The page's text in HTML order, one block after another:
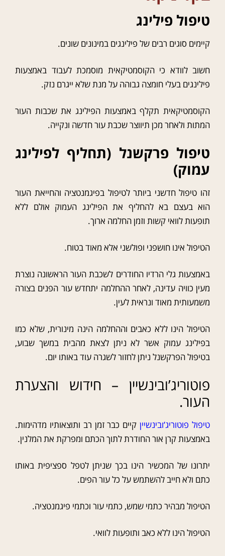
טיפול פילינג
קיימים סוגים רבים של פילינגים במינונים שונים.
חשוב לוודא כי הקוסמטיקאית מוסמכת לעבוד באמצעות
פילינגים בעלי חומצה גבוהה על מנת שלא ייגרם נזק.
הקוסמטיקאית תקלף באמצעות הפילינג את שכבות העור
המתות ולאחר מכן תיווצר שכבת עור חדשה ונקייה.
טיפול פרקשנל (תחליף לפילינג
עמוק)
זהו טיפול חדשני ביותר לטיפול בפיגמנטציה והחייאת העור
הוא בעצם בא להחליף את הפילינג העמוק אולם ללא
תופעות לוואי קשות וזמן החלמה ארוך.
הטיפול אינו חושפני ופולשני אלא מאוד בטוח.
באמצעות גלי הרדיו החודרים לשכבת העור הראשונה נוצרת
מעין כוויה עדינה, לאחר ההחלמה יתחדש עור הפנים בצורה
משמעותית מאוד ונראית לעין.
הטיפול הינו ללא כאבים וההחלמה הינה מינורית, שלא כמו
בפילינג עמוק אשר לא ניתן לצאת מהבית במשך שבוע,
בטיפול הפרקשנל ניתן לחזור לשגרה עוד באותו יום.
פוטוריג’ובינשיין – חידוש והצערת
העור.
טיפול פוטוריג’ובינשייןקיים כבר זמן רב ותוצאותיו מדהימות.
באמצעות קרן אור החודרת לתוך הכתם ומפרקת את המלנין.
יתרונו של המכשיר הינו בכך שניתן לטפל ספציפית באותו
כתם ולא חייב להשתמש על כל עור הפים.
הטיפול מבהיר כתמי שמש, כתמי עור וכתמי פיגמנטציה.
הטיפול הינו ללא כאב ותופעות לוואי.